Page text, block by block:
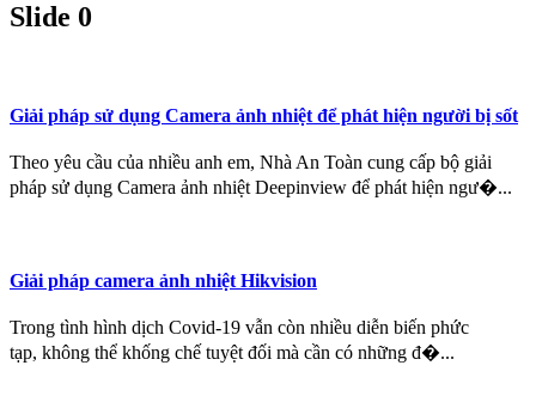
Slide 0
Giải pháp sử dụng Camera ảnh nhiệt để phát hiện người bị sốt
Theo yêu cầu của nhiều anh em, Nhà An Toàn cung cấp bộ giải
pháp sử dụng Camera ảnh nhiệt Deepinview để phát hiện ngư�...
Giải pháp camera ảnh nhiệt Hikvision
Trong tình hình dịch Covid-19 vẫn còn nhiều diễn biến phức
tạp, không thể khống chế tuyệt đối mà cần có những đ�...